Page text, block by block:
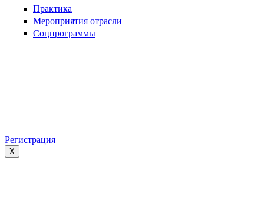
Практика
Мероприятия отрасли
Соцпрограммы
Регистрация
X